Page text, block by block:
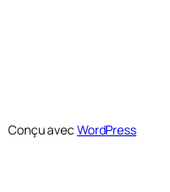
Conçu avec WordPress